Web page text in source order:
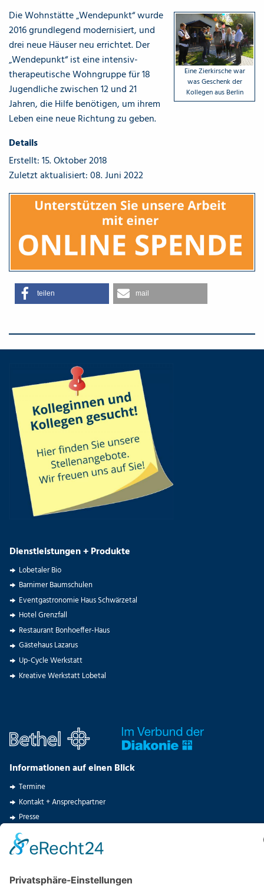
Eine Zierkirsche war
was Geschenk der
Kollegen aus Berlin
Die Wohnstätte „Wendepunkt“ wurde
2016 grundlegend modernisiert, und
drei neue Häuser neu errichtet. Der
„Wendepunkt“ ist eine intensiv-
therapeutische Wohngruppe für 18
Jugendliche zwischen 12 und 21
Jahren, die Hilfe benötigen, um ihrem
Leben eine neue Richtung zu geben.
Details
Erstellt: 15. Oktober 2018
Zuletzt aktualisiert: 08. Juni 2022
teilen mail
Dienstleistungen + Produkte
Lobetaler Bio
Barnimer Baumschulen
Eventgastronomie Haus Schwärzetal
Hotel Grenzfall
Restaurant Bonhoeffer-Haus
Gästehaus Lazarus
Up-Cycle Werkstatt
Kreative Werkstatt Lobetal
Informationen auf einen Blick
Termine
Kontakt + Ansprechpartner
Presse
Stellenangebote
Spenden